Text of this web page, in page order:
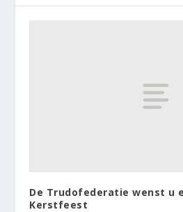
De Trudofederatie wenst u
Kerstfeest